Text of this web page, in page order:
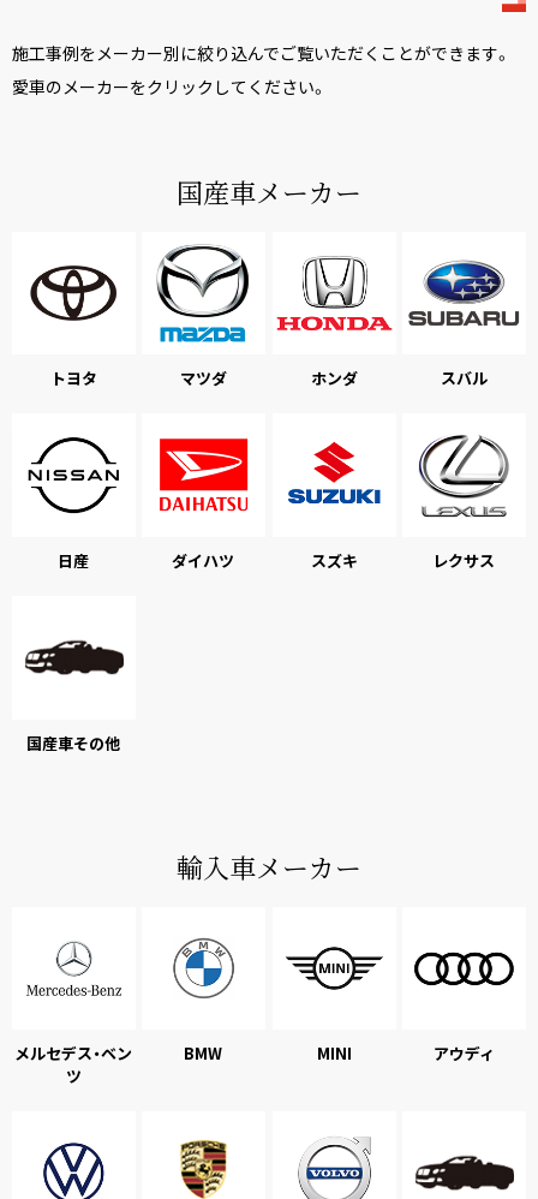
施工事例をメーカー別に絞り込んでご覧いただくことができます。
愛車のメーカーをクリックしてください。
国産車メーカー
トヨタ マツダ ホンダ スバル
日産 ダイハツ スズキ レクサス
国産車その他
輸入車メーカー
メルセデス・ベン
ツ
BMW MINI アウディ